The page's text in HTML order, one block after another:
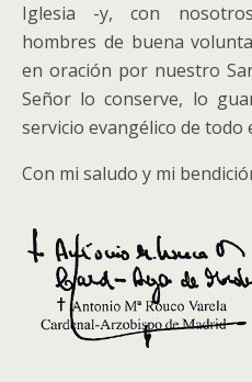
Iglesia -y, con
hombres de buena
en oración por nuestro
Señor lo conserve, lo
servicio evangélico de todo
Con mi saludo y mi